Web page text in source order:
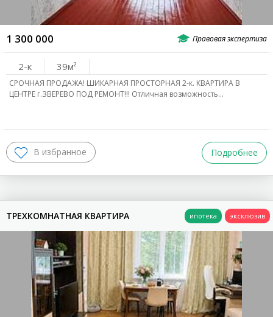
1 300 000
2-к 39
СРОЧНАЯ ПРОДАЖА! ШИКАРНАЯ ПРОСТОРНАЯ 2-к. КВАРТИРА В
ЦЕНТРЕ г.ЗВЕРЕВО ПОД РЕМОНТ!!! Отличная возможность…
Подробнее
ТРЕХКОМНАТНАЯ КВАРТИРА